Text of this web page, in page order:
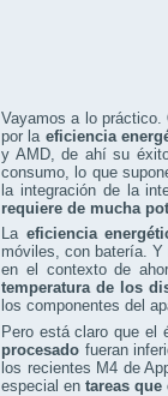
Vayamos a lo práctico.
por la eficiencia
y AMD, de ahí su
consumo, lo que
la integración de la
requiere de mucha
La eficiencia
móviles, con batería. Y
en el contexto de
temperatura de los
los componentes del
Pero está claro que el
procesado fueran
los recientes M4 de
especial en tareas